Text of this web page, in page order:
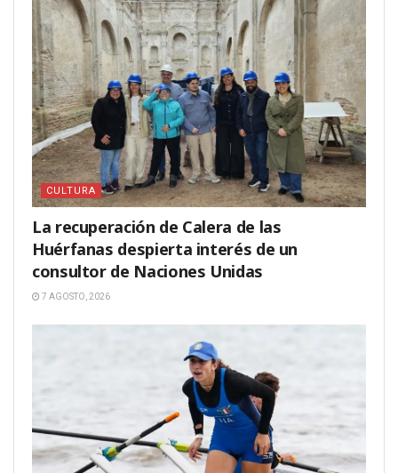
CULTURA
La recuperación de Calera de las
Huérfanas despierta interés de un
consultor de Naciones Unidas
7 AGOSTO, 2026